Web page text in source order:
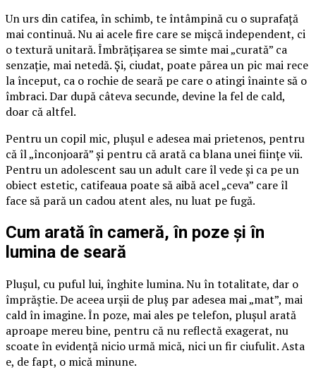
Un urs din catifea, în schimb, te întâmpină cu o suprafață
mai continuă. Nu ai acele fire care se mișcă independent, ci
o textură unitară. Îmbrățișarea se simte mai „curată” ca
senzație, mai netedă. Și, ciudat, poate părea un pic mai rece
la început, ca o rochie de seară pe care o atingi înainte să o
îmbraci. Dar după câteva secunde, devine la fel de cald,
doar că altfel.
Pentru un copil mic, plușul e adesea mai prietenos, pentru
că îl „înconjoară” și pentru că arată ca blana unei ființe vii.
Pentru un adolescent sau un adult care îl vede și ca pe un
obiect estetic, catifeaua poate să aibă acel „ceva” care îl
face să pară un cadou atent ales, nu luat pe fugă.
Cum arată în cameră, în poze și în
lumina de seară
Plușul, cu puful lui, înghite lumina. Nu în totalitate, dar o
împrăștie. De aceea urșii de pluș par adesea mai „mat”, mai
cald în imagine. În poze, mai ales pe telefon, plușul arată
aproape mereu bine, pentru că nu reflectă exagerat, nu
scoate în evidență nicio urmă mică, nici un fir ciufulit. Asta
e, de fapt, o mică minune.